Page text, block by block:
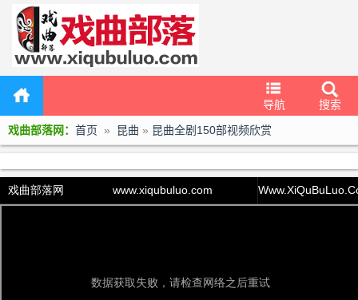
导航
搜索
戏曲部落网： 首页 » 昆曲 » 昆曲全剧150部视频欣赏